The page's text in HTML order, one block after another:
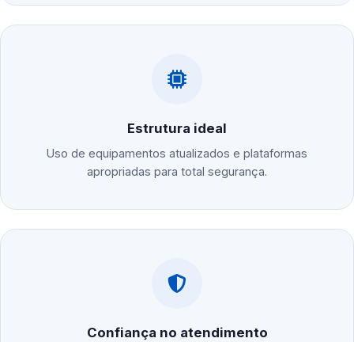
Estrutura ideal
Uso de equipamentos atualizados e plataformas
apropriadas para total segurança.
Confiança no atendimento